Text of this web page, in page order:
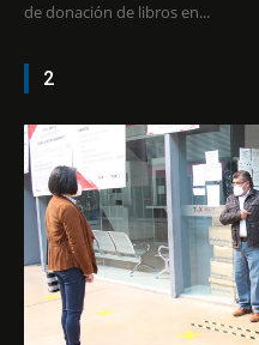
de donación de libros en...
2